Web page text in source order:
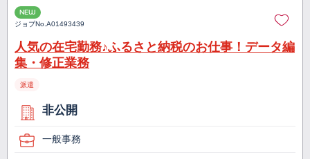
NEW
ジョブNo.A01493439
人気の在宅勤務♪ふるさと納税のお仕事！データ編
集・修正業務
派遣
非公開
一般事務